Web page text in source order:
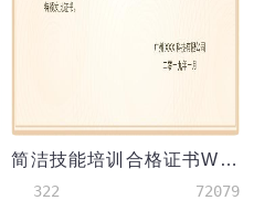
简洁技能培训合格证书Word模板
322 72079